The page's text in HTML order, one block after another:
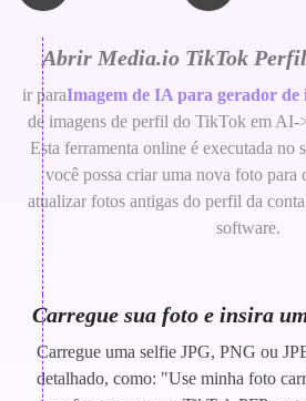
Abrir Media.io TikTok
ir paraImagem de IA para gerador de
de imagens de perfil do TikTok em AI-
Esta ferramenta online é executada no
você possa criar uma nova foto
atualizar fotos antigas do perfil da
software.
Carregue sua foto e insira
Carregue uma selfie JPG, PNG ou
detalhado, como: "Use minha foto